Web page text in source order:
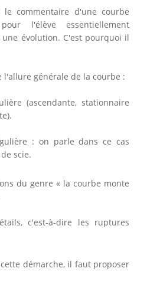
commentaire d'une courbe
l'élève essentiellement
évolution. C'est pourquoi il
l'allure générale de la courbe :
(ascendante, stationnaire
: on parle dans ce cas
scie.
du genre « la courbe monte
c'est-à-dire les ruptures
démarche, il faut proposer